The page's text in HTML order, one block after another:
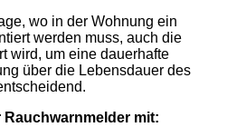
wo in der Wohnung ein
werden muss, auch die
wird, um eine dauerhafte
über die Lebensdauer des
Rauchwarnmelder mit: